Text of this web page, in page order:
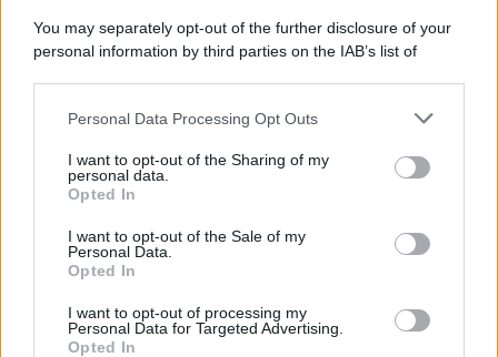
You may separately opt-out of the further disclosure of your
personal information by third parties on the IAB’s list of
This information may also be disclosed by us to third parties
disclose it to other third parties.
Please note that this website/app uses one or more Google
services and may gather and store information including but
not limited to your visit or usage behaviour. You may click to
grant or deny consent to Google and its third-party tags to
consent section.
Personal Data Processing Opt Outs
I want to opt-out of the Sharing of my
personal data.
Opted In
I want to opt-out of the Sale of my
Personal Data.
Opted In
I want to opt-out of processing my
Personal Data for Targeted Advertising.
Opted In